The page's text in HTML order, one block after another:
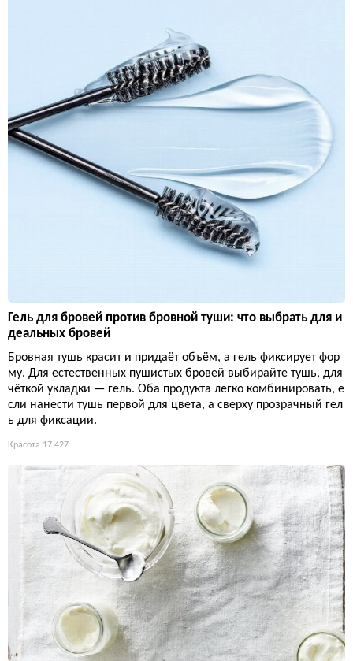
Гель для бровей против бровной туши: что выбрать для и
деальных бровей
Бровная тушь красит и придаёт объём, а гель фиксирует фор
му. Для естественных пушистых бровей выбирайте тушь, для
чёткой укладки — гель. Оба продукта легко комбинировать, е
сли нанести тушь первой для цвета, а сверху прозрачный гел
ь для фиксации.
Красота 17 427